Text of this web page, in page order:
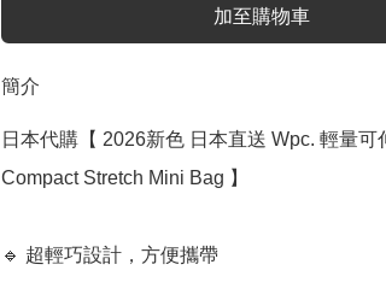
加至購物車
簡介
日本代購【 2026新色 日本直送 Wpc. 輕量可
Compact Stretch Mini Bag 】
🔹 超輕巧設計，方便攜帶